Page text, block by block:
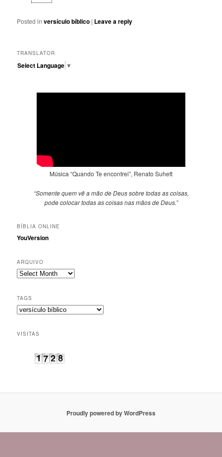
Posted in versículo bíblico | Leave a reply
TRANSLATOR
Select Language ▼
Música “Quando Te encontrei”, Renato Suhett
“Somente quem vê a mão de Deus sobre todas as coisas,
pode colocar todas as coisas nas mãos de Deus.”
BÍBLIA ONLINE
YouVersion
ARQUIVO
Arquivo
TAGS
Tags
VISITAS
Proudly powered by WordPress